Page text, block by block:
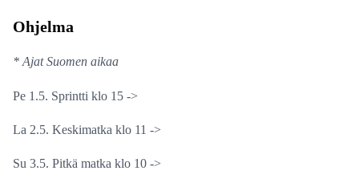
Ohjelma
* Ajat Suomen aikaa
Pe 1.5. Sprintti klo 15 ->
La 2.5. Keskimatka klo 11 ->
Su 3.5. Pitkä matka klo 10 ->